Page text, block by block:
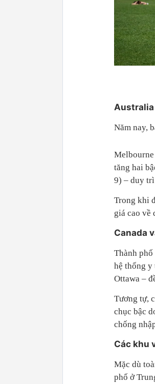
Australia
Năm nay,
tăng hai
9) – duy
Trong khi
giá cao về
Canada
Thành phố
hệ thống y
Ottawa –
Tương tự,
chục bậc
chống
Các khu
Mặc dù
phố ở